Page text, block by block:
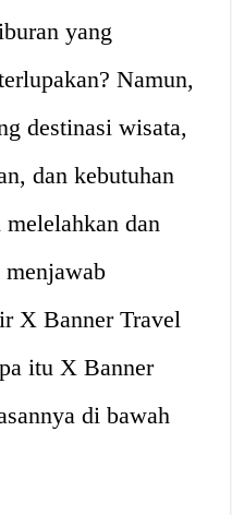
yang
Namun,
destinasi wisata,
dan kebutuhan
dan
X Banner Travel
itu X Banner
di bawah